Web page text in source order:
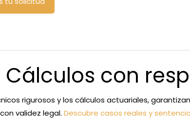
con
rigurosos y los cálculos actuariales,
validez legal. Descubre casos reales y